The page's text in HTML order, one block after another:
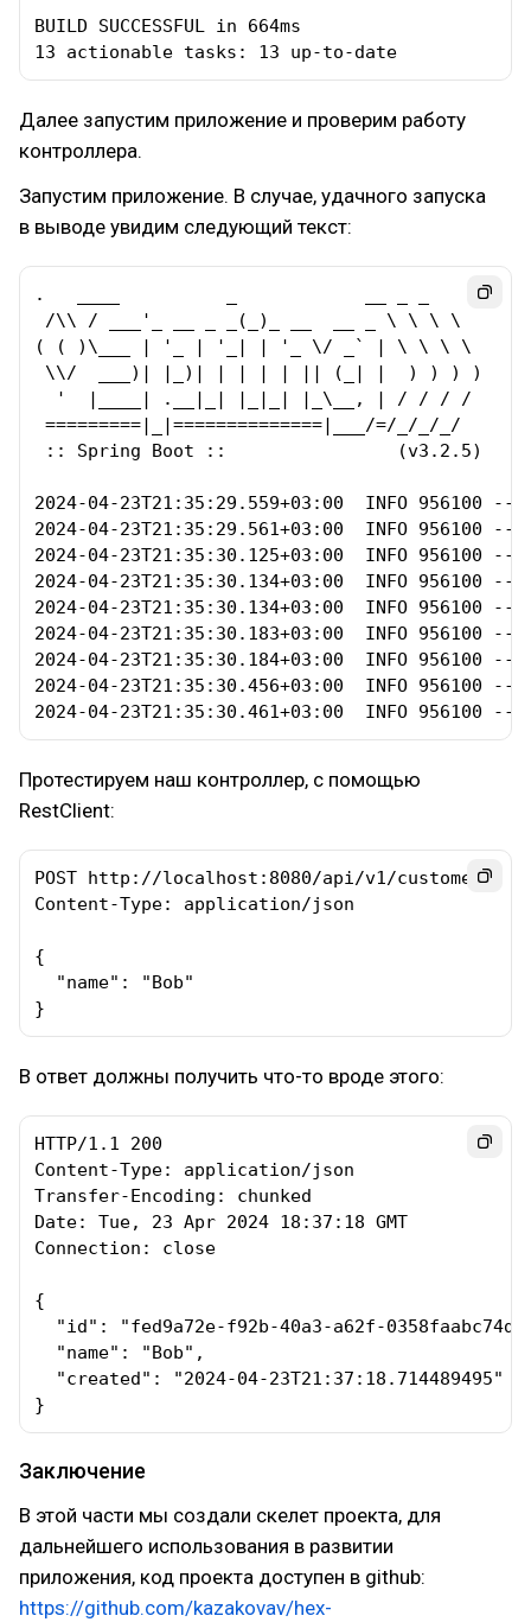
BUILD SUCCESSFUL in 664ms
13 actionable tasks: 13 up-to-date
Далее запустим приложение и проверим работу
контроллера.
Запустим приложение. В случае, удачного запуска
в выводе увидим следующий текст:
.   ____          _            __ _ _
/\\ / ___'_ __ _ _(_)_ __  __ _ \ \ \ \
( ( )\___ | '_ | '_| | '_ \/ _` | \ \ \ \
\\/  ___)| |_)| | | | | || (_| |  ) ) ) )
  '  |____| .__|_| |_|_| |_\__, | / / / /
=========|_|==============|___/=/_/_/_/
:: Spring Boot ::                (v3.2.5)
2024-04-23T21:35:29.559+03:00  INFO
2024-04-23T21:35:29.561+03:00  INFO
2024-04-23T21:35:30.125+03:00  INFO
2024-04-23T21:35:30.134+03:00  INFO
2024-04-23T21:35:30.134+03:00  INFO
2024-04-23T21:35:30.183+03:00  INFO
2024-04-23T21:35:30.184+03:00  INFO
2024-04-23T21:35:30.456+03:00  INFO
2024-04-23T21:35:30.461+03:00  INFO
Протестируем наш контроллер, с помощью
RestClient:
POST http://localhost:8080/api/v1/customer
Content-Type: application/json
{
  "name": "Bob"
}
В ответ должны получить что-то вроде этого:
HTTP/1.1 200
Content-Type: application/json
Transfer-Encoding: chunked
Date: Tue, 23 Apr 2024 18:37:18 GMT
Connection: close
{
"id": "fed9a72e-f92b-40a3-a62f-
  "name": "Bob",
  "created": "2024-04-23T21:37:18.714489495"
}
Заключение
В этой части мы создали скелет проекта, для
дальнейшего использования в развитии
приложения, код проекта доступен в github:
https://github.com/kazakovav/hex-